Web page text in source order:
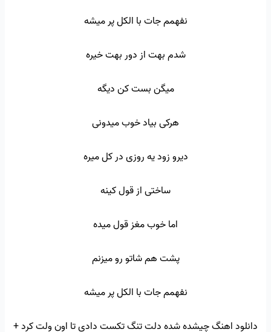
نفهمم جات با الکل پر میشه
شدم بهت از دور بهت خیره
میگن بست کن دیگه
هرکی بیاد خوب میدونی
دیرو زود یه روزی در کل میره
ساختی از قول کینه
اما خوب مغز قول میده
پشت هم شاتو رو میزنم
نفهمم جات با الکل پر میشه
دانلود اهنگ چیشده شده دلت تنگ تکست دادی تا اون ولت کرد +